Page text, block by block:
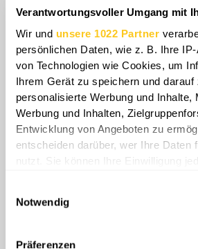
Verantwortungsvoller Umgang mit
Wir und unsere 1022 Partner
persönlichen Daten, wie z. B. Ihre
von Technologien wie Cookies, um
Ihrem Gerät zu speichern und
personalisierte Werbung und Inhalte,
Werbung und Inhalten,
Entwicklung von Angeboten zu
entscheiden darüber, wer Ihre Daten
nutzt. Sie können Ihre Einwilligung
Informationen über Ihre
Notwendig
Präferenzen
Sprengkopf sorgt dafür, dass
erheblichen Schaden
auch die Risiken für
im Hinterland, da selbst
der Luftabwehr nun zu
Infrastrukturschäden oder
können.